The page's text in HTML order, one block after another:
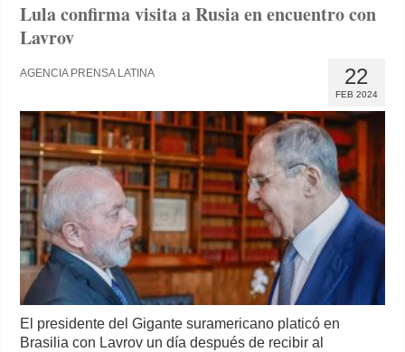
Lula confirma visita a Rusia en encuentro con
Lavrov
22
FEB 2024
AGENCIA PRENSA LATINA
El presidente del Gigante suramericano platicó en
Brasilia con Lavrov un día después de recibir al